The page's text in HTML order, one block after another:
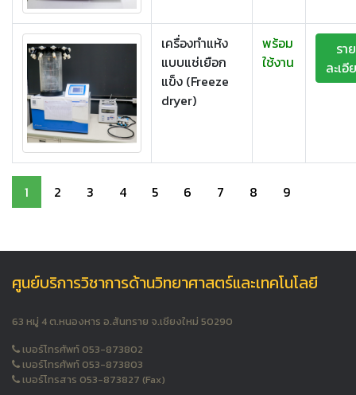
เครื่องทำแห้ง
แบบแช่เยือก
แข็ง (Freeze
dryer)
พร้อม
ใช้งาน
ราย
ละเอี
1 2 3 4 5 6 7 8 9
ศูนย์บริการวิชาการด้านวิทยาศาสตร์และเทคโนโลยี
63 หมู่ 4 ต.หนองหาร อ.สันทราย จ.เชียงใหม่ 50290
เบอร์โทรศัพท์ 053-873802
เบอร์โทรศัพท์ 053-873803
เบอร์โทรสาร 053-873827 (Fax)